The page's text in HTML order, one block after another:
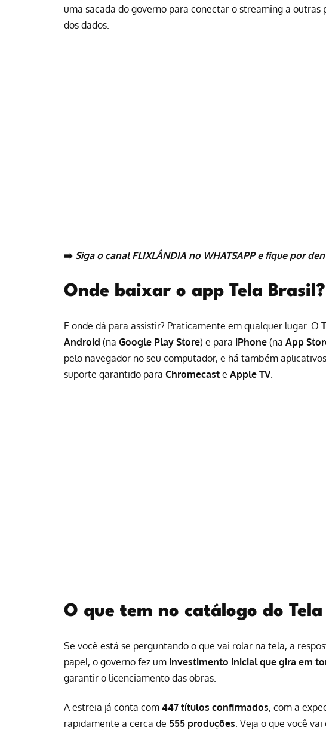
uma sacada do governo para conectar o streaming a
dos dados.
➡️ Siga o canal FLIXLÂNDIA no WHATSAPPe fique por
Onde baixar o app Tela Brasil?
E onde dá para assistir? Praticamente em qualquer lugar. O
Android (na Google Play Store) e para iPhone (na App
pelo navegador no seu computador, e há também
suporte garantido para Chromecast e Apple TV.
O que tem no catálogo do
Se você está se perguntando o que vai rolar na tela, a
papel, o governo fez um investimento inicial que gira em
garantir o licenciamento das obras.
A estreia já conta com 447 títulos confirmados, com a
rapidamente a cerca de 555 produções . Veja o que você